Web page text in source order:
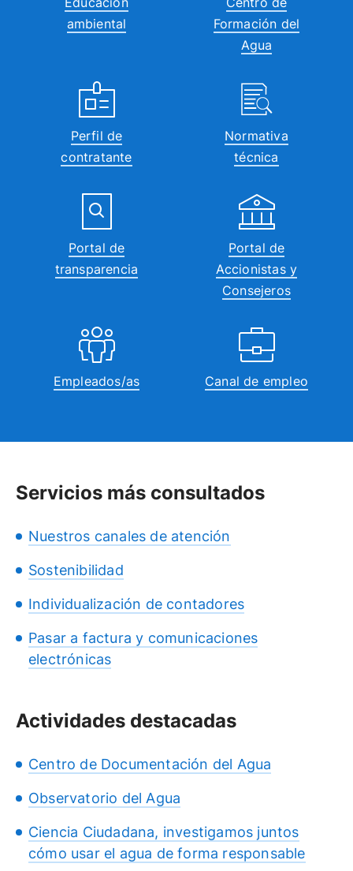
ambiental
Formación del
Agua
Perfil de
contratante
Normativa
técnica
Portal de
transparencia
Portal de
Accionistas y
Consejeros
Empleados/as Canal de empleo
Servicios más consultados
Nuestros canales de atención
Sostenibilidad
Individualización de contadores
Pasar a factura y comunicaciones
electrónicas
Actividades destacadas
Centro de Documentación del Agua
Observatorio del Agua
Ciencia Ciudadana, investigamos juntos
cómo usar el agua de forma responsable